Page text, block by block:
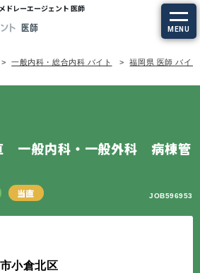
ドレーエージェント 医師
MENU
スTOP
一般内科・総合内科 バイト 福岡県 医師 バイト
一般内科・一般外科 病棟管
当直 JOB596953
小倉北区